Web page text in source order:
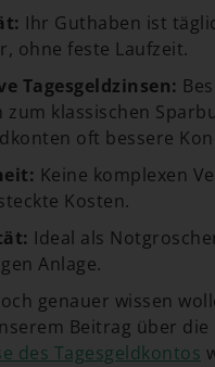
Ihr Guthaben ist
ohne feste Laufzeit.
Tagesgeldzinsen:
zum klassischen
oft bessere
Keine komplexen
Kosten.
Ideal als
Anlage.
genauer wissen
Beitrag über die
des Tagesgeldkontos